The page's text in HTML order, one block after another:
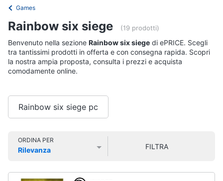
Tv
e
Home
Cinema
home
Videogiochi
e
Switch
Xbox
series
Xbox
one
Giochi
PS5
ps4
Games
Rainbow six siege (19 prodotti)
Benvenuto nella sezione Rainbow six siege di ePRICE. Scegli
tra tantissimi prodotti in offerta e con consegna rapida. Scopri
la nostra ampia proposta, consulta i prezzi e acquista
comodamente online.
Rainbow six siege pc
ORDINA PER
Rilevanza
FILTRA